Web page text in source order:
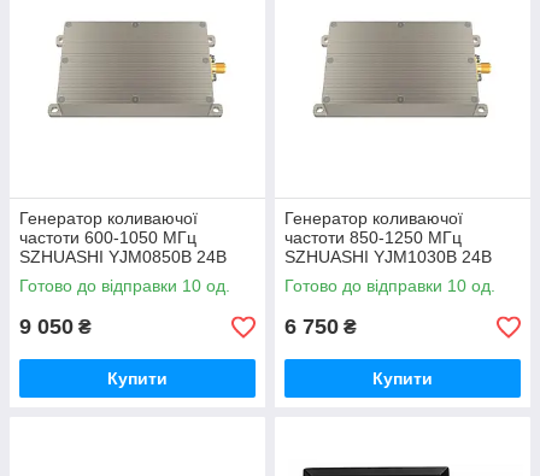
Генератор коливаючої
частоти 600-1050 МГц
SZHUASHI YJM0850B 24В
(50 Вт) amc
Готово до відправки 10 од.
9 050 ₴
Купити
Генератор коливаючої
частоти 850-1250 МГц
SZHUASHI YJM1030B 24В
(30 Вт) amc
Готово до відправки 10 од.
6 750 ₴
Купити